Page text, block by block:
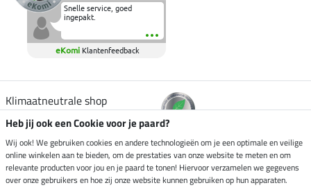
Snelle service, goed
ingepakt.
eKomi Klantenfeedback
Klimaatneutrale shop
Verzending per
Heb jij ook een Cookie voor je paard?
Wij ook! We gebruiken cookies en andere technologieën om je een optimale en veilige
online winkelen aan te bieden, om de prestaties van onze website te meten en om
relevante producten voor jou en je paard te tonen! Hiervoor verzamelen we gegevens
over onze gebruikers en hoe zij onze website kunnen gebruiken op hun apparaten.